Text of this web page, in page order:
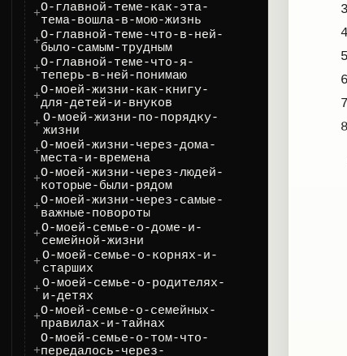
О-главной-теме-как-эта-
тема-вошла-в-мою-жизнь
О-главной-теме-что-в-ней-
было-самым-трудным
О-главной-теме-что-я-
теперь-в-ней-понимаю
О-моей-жизни-как-книгу-
для-детей-и-внуков
О-моей-жизни-по-порядку-
жизни
О-моей-жизни-через-дома-
места-и-времена
О-моей-жизни-через-людей-
которые-были-рядом
О-моей-жизни-через-самые-
важные-повороты
О-моей-семье-о-доме-и-
семейной-жизни
О-моей-семье-о-корнях-и-
старших
О-моей-семье-о-родителях-
и-детях
О-моей-семье-о-семейных-
правилах-и-тайнах
О-моей-семье-о-том-что-
передалось-через-